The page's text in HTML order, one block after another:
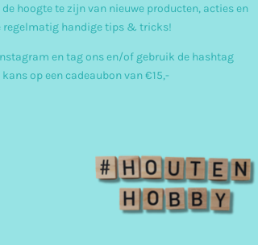
t
g
hoogte te zijn van nieuwe producten, acties en
regelmatig handige tips & tricks!
en tag ons en/of gebruik de hashtag
op een cadeaubon van €15,-